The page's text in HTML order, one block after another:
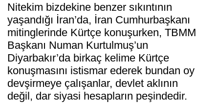
Nitekim bizdekine benzer sıkıntının
yaşandığı İran’da, İran Cumhurbaşkanı
mitinglerinde Kürtçe konuşurken, TBMM
Başkanı Numan Kurtulmuş’un
Diyarbakır’da birkaç kelime Kürtçe
konuşmasını istismar ederek bundan oy
devşirmeye çalışanlar, devlet aklının
değil, dar siyasi hesapların peşindedir.